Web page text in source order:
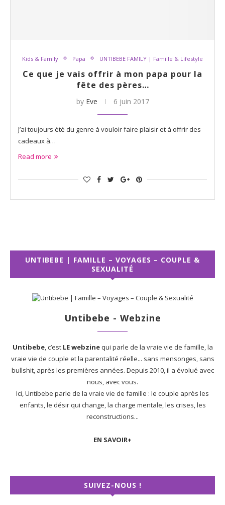
Kids & Family Papa UNTIBEBE FAMILY | Famille & Lifestyle
Ce que je vais offrir à mon papa pour la
fête des pères…
by Eve 6 juin 2017
J’ai toujours été du genre à vouloir faire plaisir et à offrir des
cadeaux à…
Read more
UNTIBEBE | FAMILLE – VOYAGES – COUPLE &
SEXUALITÉ
Untibebe - Webzine
Untibebe, c’est LE webzinequi parle de la vraie vie de famille, la
vraie vie de couple et la parentalité réelle... sans mensonges, sans
bullshit, après les premières années. Depuis 2010, il a évolué avec
nous, avec vous.
Ici, Untibebe parle de la vraie vie de famille : le couple après les
enfants, le désir qui change, la charge mentale, les crises, les
reconstructions...
EN SAVOIR+
SUIVEZ-NOUS !